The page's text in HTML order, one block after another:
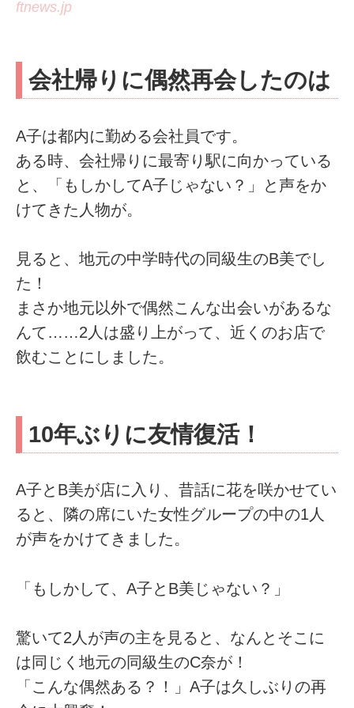
ftnews.jp
会社帰りに偶然再会したのは
A子は都内に勤める会社員です。
ある時、会社帰りに最寄り駅に向かっている
と、「もしかしてA子じゃない？」と声をか
けてきた人物が。
見ると、地元の中学時代の同級生のB美でし
た！
まさか地元以外で偶然こんな出会いがあるな
んて……2人は盛り上がって、近くのお店で
飲むことにしました。
10年ぶりに友情復活！
A子とB美が店に入り、昔話に花を咲かせてい
ると、隣の席にいた女性グループの中の1人
が声をかけてきました。
「もしかして、A子とB美じゃない？」
驚いて2人が声の主を見ると、なんとそこに
は同じく地元の同級生のC奈が！
「こんな偶然ある？！」A子は久しぶりの再